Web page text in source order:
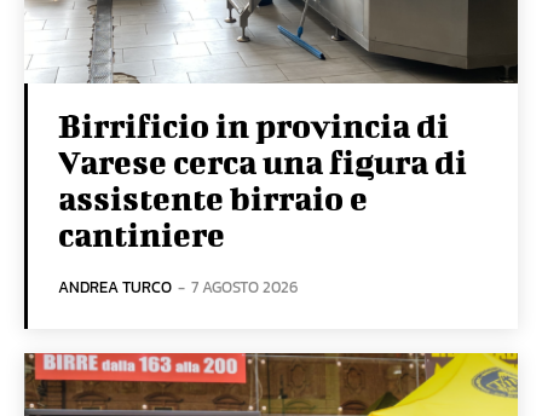
Birrificio in provincia di
Varese cerca una figura di
assistente birraio e
cantiniere
ANDREA TURCO - 7 AGOSTO 2026